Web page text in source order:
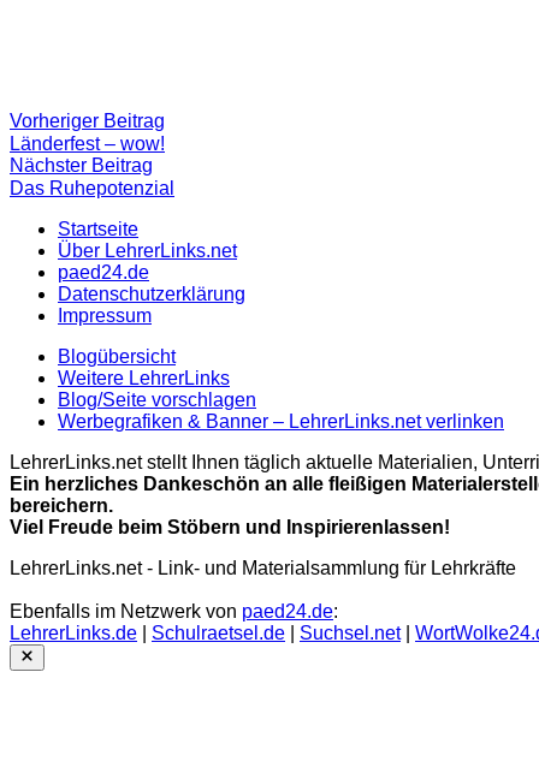
Beitragsnavigation
Vorheriger Beitrag
Länderfest – wow!
Nächster Beitrag
Beitrag
Das Ruhepotenzial
Startseite
Über LehrerLinks.net
paed24.de
Datenschutzerklärung
Impressum
Blogübersicht
Weitere LehrerLinks
Blog/Seite vorschlagen
Werbegrafiken & Banner – LehrerLinks.net verlinken
LehrerLinks.net stellt Ihnen täglich aktuelle Materialien,
Ein herzliches Dankeschön an alle fleißigen
bereichern.
Viel Freude beim Stöbern und Inspirierenlassen!
LehrerLinks.net - Link- und Materialsammlung für Lehrkräfte
Ebenfalls im Netzwerk von paed24.de:
LehrerLinks.de
Schulraetsel.de Suchsel.net|
Close